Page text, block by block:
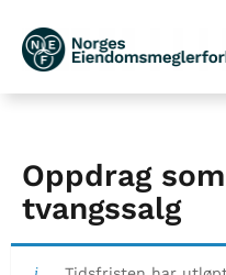
Oppdrag
tvangssalg